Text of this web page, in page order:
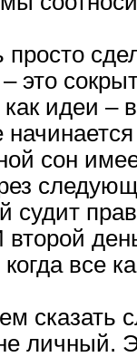
просто
это
идеи –
сон
когда
сказать
личный.